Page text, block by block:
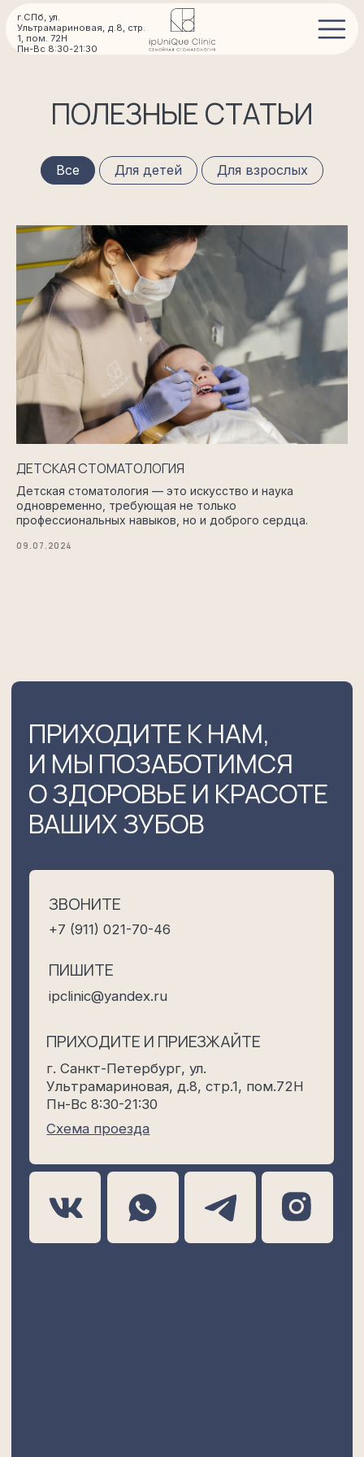
г.СПб, ул.
Ультрамариновая, д.8, стр.
1, пом. 72Н
Пн-Вс 8:30-21:30
Все Для детей Для взрослых
ДЕТСКАЯ СТОМАТОЛОГИЯ
Детская стоматология — это искусство и наука
одновременно, требующая не только
профессиональных навыков, но и доброго сердца.
09.07.2024
ПРИХОДИТЕ К НАМ,
И МЫ ПОЗАБОТИМСЯ
ПРИХОДИТЕ И ПРИЕЗЖАЙТЕ
г. Санкт-Петербург, ул.
Ультрамариновая, д.8, стр.1, пом.72Н
Пн-Вс 8:30-21:30
Схема проезда